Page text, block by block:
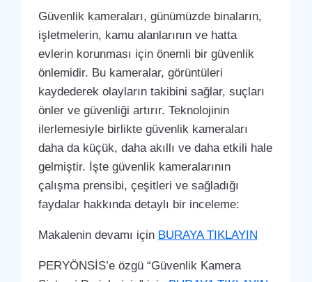
Güvenlik kameraları, günümüzde binaların,
işletmelerin, kamu alanlarının ve hatta
evlerin korunması için önemli bir güvenlik
önlemidir. Bu kameralar, görüntüleri
kaydederek olayların takibini sağlar, suçları
önler ve güvenliği artırır. Teknolojinin
ilerlemesiyle birlikte güvenlik kameraları
daha da küçük, daha akıllı ve daha etkili hale
gelmiştir. İşte güvenlik kameralarının
çalışma prensibi, çeşitleri ve sağladığı
faydalar hakkında detaylı bir inceleme:
Makalenin devamı için BURAYA TIKLAYIN
PERYÖNSİS’e özgü “Güvenlik Kamera